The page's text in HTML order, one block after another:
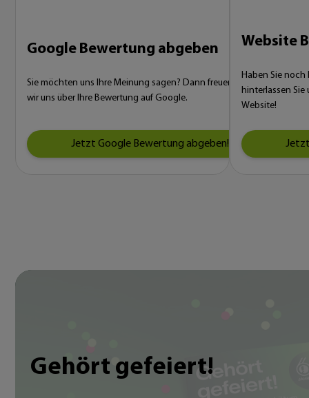
Google Bewertung abgeben
Sie möchten uns Ihre Meinung sagen? Dann freuen
wir uns über Ihre Bewertung auf Google.
Jetzt Google Bewertung abgeben!
Website
Haben Sie noch
hinterlassen Sie
Website!
Gehört gefeiert!